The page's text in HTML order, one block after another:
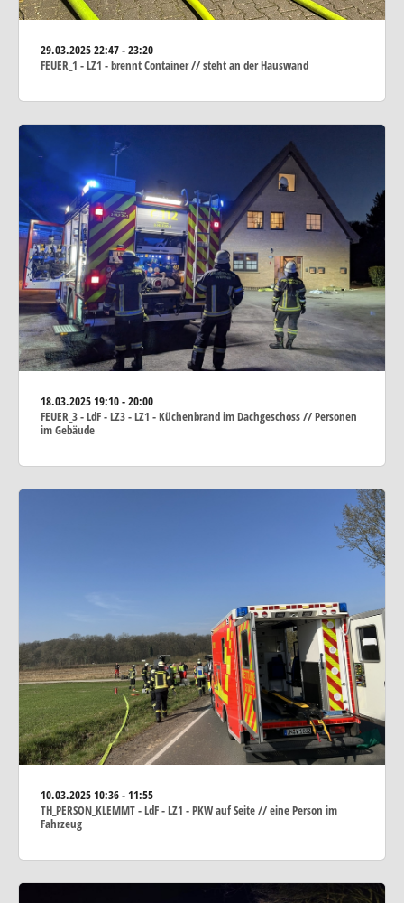
29.03.202522:47 - 23:20
FEUER_1 - LZ1 - brennt Container // steht an der Hauswand
18.03.202519:10 - 20:00
FEUER_3 - LdF - LZ3 - LZ1 - Küchenbrand im Dachgeschoss // Personen
im Gebäude
10.03.202510:36 - 11:55
TH_PERSON_KLEMMT - LdF - LZ1 - PKW auf Seite // eine Person im
Fahrzeug